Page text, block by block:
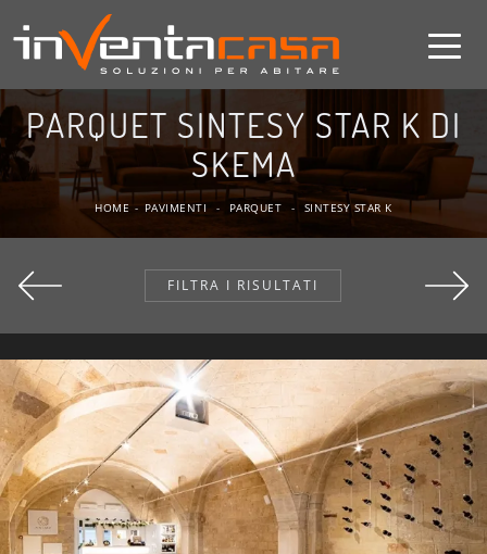
PARQUET SINTESY STAR K DI
SKEMA
HOME - PAVIMENTI - PARQUET - SINTESY STAR K
FILTRA I RISULTATI